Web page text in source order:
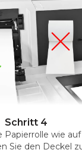
Schritt 4
Papierrolle wie
Sie den Deckel